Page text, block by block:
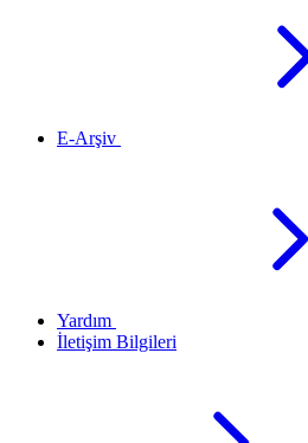
E-Arşiv
Yardım
İletişim Bilgileri